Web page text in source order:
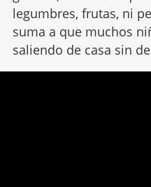
legumbres, frutas, ni
suma a que muchos
saliendo de casa sin